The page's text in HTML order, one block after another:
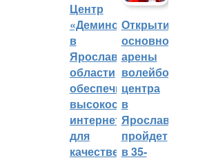
Центр
«Демино»
в
Ярославской
области
обеспечивают
высокоскоростным
интернетом
для
качественных
Открытие
основной
арены
волейбольного
центра
в
Ярославле
пройдет
в 35-